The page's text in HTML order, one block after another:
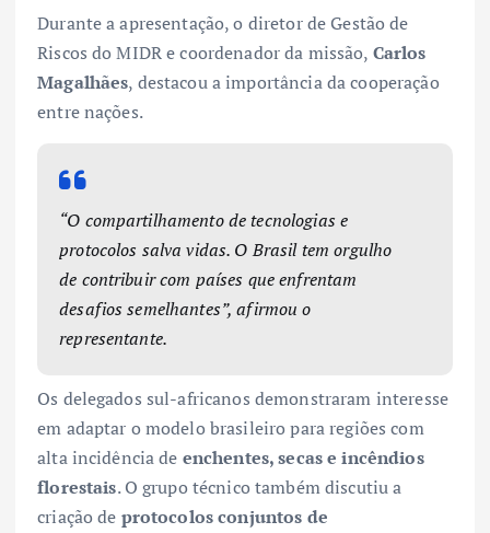
Durante a apresentação, o diretor de Gestão de
Riscos do MIDR e coordenador da missão, Carlos
Magalhães, destacou a importância da cooperação
entre nações.
“O compartilhamento de tecnologias e
protocolos salva vidas. O Brasil tem orgulho
de contribuir com países que enfrentam
desafios semelhantes”, afirmou o
representante.
Os delegados sul-africanos demonstraram interesse
em adaptar o modelo brasileiro para regiões com
alta incidência de enchentes, secas e incêndios
florestais. O grupo técnico também discutiu a
criação de protocolos conjuntos de